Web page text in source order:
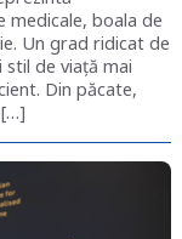
medicale, boala de
Un grad ridicat de
de viață mai
Din păcate,